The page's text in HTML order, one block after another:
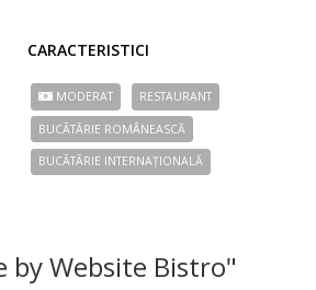
CARACTERISTICI
MODERAT RESTAURANT
BUCÃTÃRIE ROMÂNEASCĂ
BUCÃTÃRIE INTERNAȚIONALĂ
by Website Bistro"